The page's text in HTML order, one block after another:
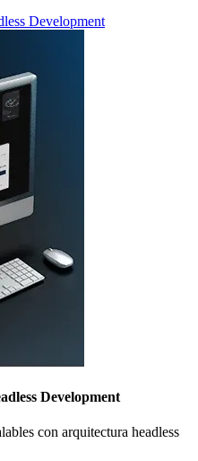
Development
Development
con arquitectura headless